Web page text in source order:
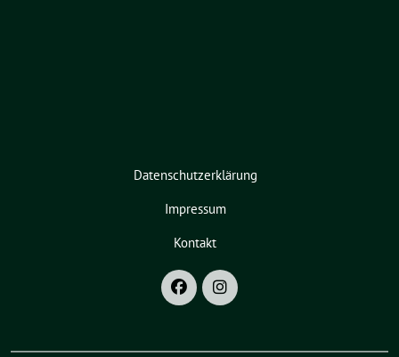
Datenschutzerklärung
Impressum
Kontakt